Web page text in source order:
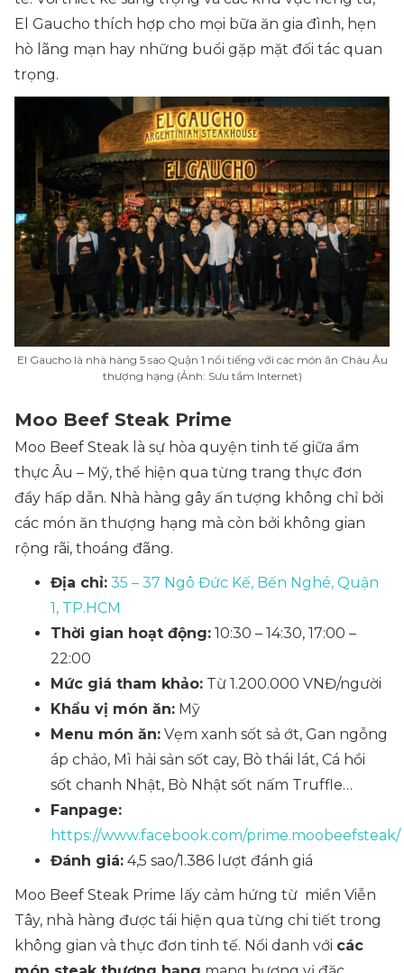
El Gaucho thích hợp cho mọi bữa ăn gia đình, hẹn
hò lãng mạn hay những buổi gặp mặt đối tác quan
trọng.
El Gaucho là nhà hàng 5 sao Quận 1 nổi tiếng với các món ăn Châu Âu
thượng hạng (Ảnh: Sưu tầm Internet)
Moo Beef Steak Prime
Moo Beef Steak là sự hòa quyện tinh tế giữa ẩm
thực Âu – Mỹ, thể hiện qua từng trang thực đơn
đầy hấp dẫn. Nhà hàng gây ấn tượng không chỉ bởi
các món ăn thượng hạng mà còn bởi không gian
rộng rãi, thoáng đãng.
Địa chỉ: 35 – 37 Ngô Đức Kế, Bến Nghé, Quận
1, TP.HCM
Thời gian hoạt động: 10:30 – 14:30, 17:00 –
22:00
Mức giá tham khảo: Từ 1.200.000 VNĐ/người
Khẩu vị món ăn: Mỹ
Menu món ăn: Vẹm xanh sốt sả ớt, Gan ngỗng
áp chảo, Mì hải sản sốt cay, Bò thái lát, Cá hồi
sốt chanh Nhật, Bò Nhật sốt nấm Truffle…
Fanpage:
https://www.facebook.com/prime.moobeefsteak/
Đánh giá: 4,5 sao/1.386 lượt đánh giá
Moo Beef Steak Prime lấy cảm hứng từ miền Viễn
Tây, nhà hàng được tái hiện qua từng chi tiết trong
không gian và thực đơn tinh tế. Nổi danh với các